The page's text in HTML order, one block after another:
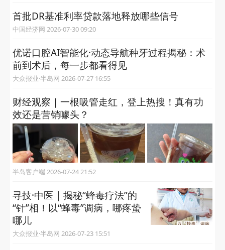
首批DR基准利率贷款落地释放哪些信号
中国经济网 2026-07-30 09:20
优诺口腔AI智能化·动态导航种牙过程揭秘：术
前到术后，每一步都看得见
大众报业·半岛网 2026-07-27 16:55
财经观察｜一根吸管走红，登上热搜！真有功
效还是营销噱头？
半岛客户端 2026-07-24 21:52
寻技·中医 | 揭秘“蜂毒疗法”的
“针”相！以“蜂毒”调病，哪疼蛰
哪儿
大众报业·半岛网 2026-07-23 15:51